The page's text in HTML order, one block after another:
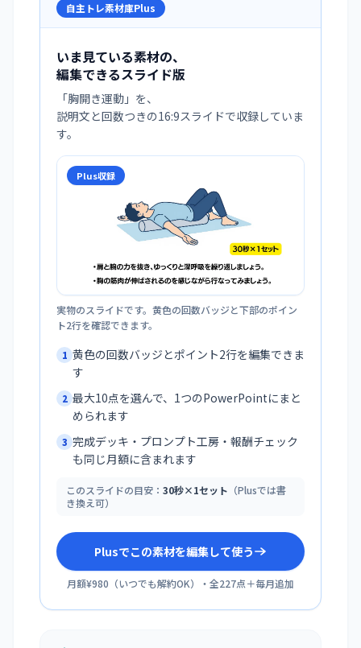
自主トレ素材庫Plus
いま見ている素材の、
編集できるスライド版
「胸開き運動 」を、
説明文と回数つきの16:9スライドで収録していま
す。
Plus収録
実物のスライドです。黄色の回数バッジと下部のポイン
ト2行を確認できます。
1 黄色の回数バッジとポイント2行を編集できま
す
2 最大10点を選んで、1つのPowerPointにまと
められます
3 完成デッキ・プロンプト工房・報酬チェック
も同じ月額に含まれます
このスライドの目安： 30秒×1セット （Plusでは書
き換え可）
Plusでこの素材を編集して使う
月額¥980 （いつでも解約OK）・全227点＋毎月追加